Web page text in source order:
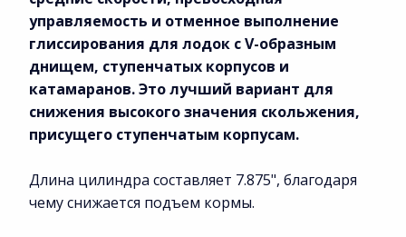
управляемость и отменное выполнение
глиссирования для лодок с V-образным
днищем, ступенчатых корпусов и
катамаранов. Это лучший вариант для
снижения высокого значения скольжения,
присущего ступенчатым корпусам.
Длина цилиндра составляет 7.875", благодаря
чему снижается подъем кормы.